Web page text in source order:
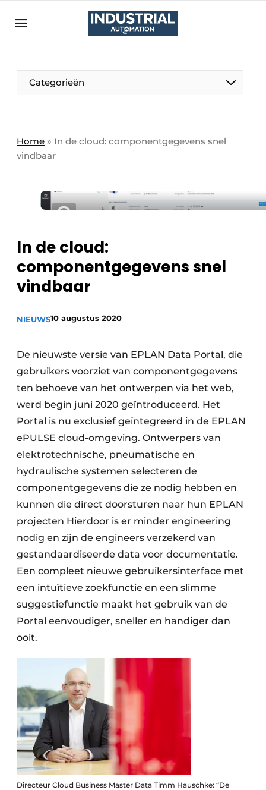
Aanmelden
Bedrijven
Bedrijven
Direct contact
Eigen content aanleveren
Home
Nieuwsbrief
Privacy / Cookie statement
Vacatures
Categorieën
Home » In de cloud: componentgegevens snel
vindbaar
In de cloud:
componentgegevens snel
vindbaar
NIEUWS10 augustus 2020
De nieuwste versie van EPLAN Data Portal, die
gebruikers voorziet van componentgegevens
ten behoeve van het ontwerpen via het web,
werd begin juni 2020 geïntroduceerd. Het
Portal is nu exclusief geïntegreerd in de EPLAN
ePULSE cloud-omgeving. Ontwerpers van
elektrotechnische, pneumatische en
hydraulische systemen selecteren de
componentgegevens die ze nodig hebben en
kunnen die direct doorsturen naar hun EPLAN
projecten Hierdoor is er minder engineering
nodig en zijn de engineers verzekerd van
gestandaardiseerde data voor documentatie.
Een compleet nieuwe gebruikersinterface met
een intuïtieve zoekfunctie en een slimme
suggestiefunctie maakt het gebruik van de
Portal eenvoudiger, sneller en handiger dan
ooit.
Directeur Cloud Business Master Data Timm Hauschke: “De